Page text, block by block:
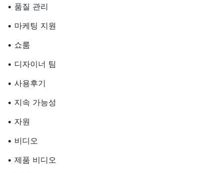
• 품질 관리
• 마케팅 지원
• 쇼룸
• 디자이너 팀
• 사용후기
• 지속 가능성
• 자원
• 비디오
• 제품 비디오